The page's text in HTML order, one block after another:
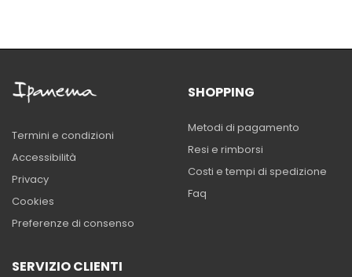
Termini e condizioni
Accessibilità
Privacy
Cookies
Preferenze di consenso
SHOPPING
Metodi di pagamento
Resi e rimborsi
Costi e tempi di spedizione
Faq
SERVIZIO CLIENTI